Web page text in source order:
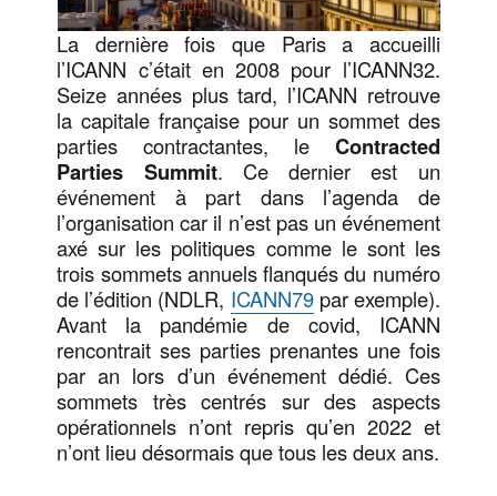
La dernière fois que Paris a accueilli
l’ICANN c’était en 2008 pour l’ICANN32.
Seize années plus tard, l’ICANN retrouve
la capitale française pour un sommet des
parties contractantes, le Contracted
Parties Summit. Ce dernier est un
événement à part dans l’agenda de
l’organisation car il n’est pas un événement
axé sur les politiques comme le sont les
trois sommets annuels flanqués du numéro
de l’édition (NDLR, ICANN79par exemple).
Avant la pandémie de covid, ICANN
rencontrait ses parties prenantes une fois
par an lors d’un événement dédié. Ces
sommets très centrés sur des aspects
opérationnels n’ont repris qu’en 2022 et
n’ont lieu désormais que tous les deux ans.